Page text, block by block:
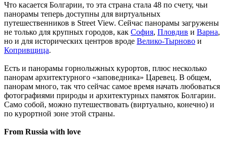
Что касается Болгарии, то эта страна стала 48 по счету, чьи
панорамы теперь доступны для виртуальных
путешественников в Street View. Сейчас панорамы загружены
не только для крупных городов, как София, Пловдив и Варна,
но и для исторических центров вроде Велико-Тырново и
Копривщица.
Есть и панорамы горнолыжных курортов, плюс несколько
панорам архитектурного «заповедника» Царевец. В общем,
панорам много, так что сейчас самое время начать любоваться
фотографиями природы и архитектурных памяток Болгарии.
Само собой, можно путешествовать (виртуально, конечно) и
по курортной зоне этой страны.
From Russia with love